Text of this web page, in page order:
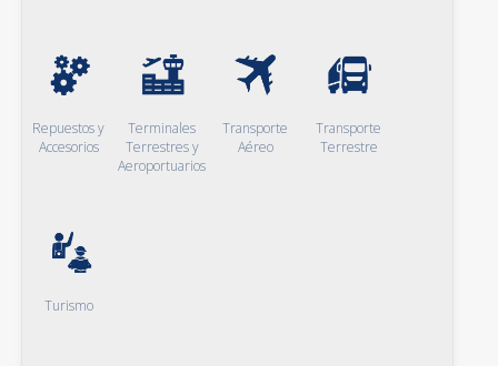
Repuestos y
Accesorios
Terminales
Terrestres y
Aeroportuarios
Transporte
Aéreo
Transporte
Terrestre
Turismo